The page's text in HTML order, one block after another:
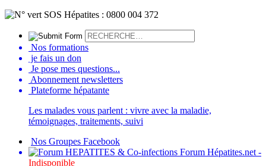
Nos formations
je fais un don
Je pose mes questions...
Abonnement newsletters
Plateforme hépatante
Les malades vous parlent : vivre avec la maladie,
témoignages, traitements, suivi
Nos Groupes Facebook
Forum Hépatites.net -
Indisponible